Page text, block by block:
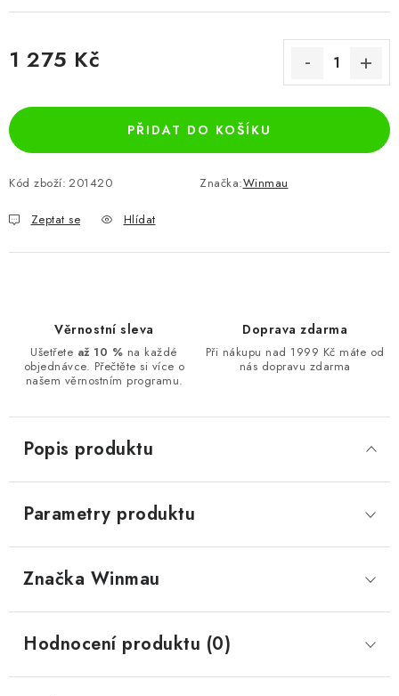
1 275 Kč
PŘIDAT DO KOŠÍKU
Kód zboží: 201420 Značka:Winmau
Zeptat se Hlídat
Věrnostní sleva
Ušetřete až 10 % na každé
objednávce. Přečtěte si více o
našem věrnostním programu.
Doprava zdarma
Při nákupu nad 1999 Kč máte od
nás dopravu zdarma
Popis produktu
Parametry produktu
Značka Winmau
Hodnocení produktu (0)